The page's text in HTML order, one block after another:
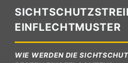
EINFLECHTMUSTER
WIE WERDEN DIE